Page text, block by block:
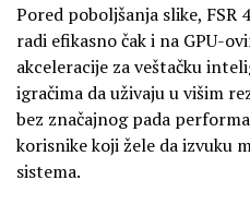
Pored poboljšanja slike, FSR
radi efikasno čak i na GPU-
akceleracije za veštačku
igračima da uživaju u višim
bez značajnog pada
korisnike koji žele da izvuku
sistema.